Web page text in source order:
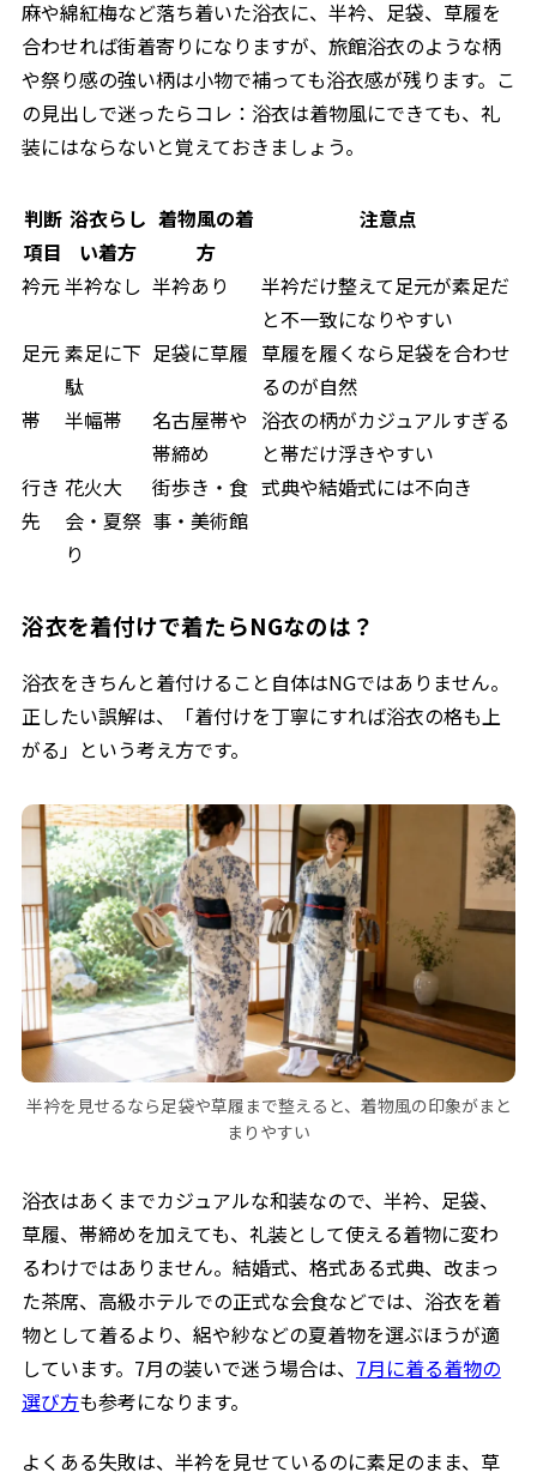
麻や綿紅梅など落ち着いた浴衣に、半衿、足袋、草履を
合わせれば街着寄りになりますが、旅館浴衣のような柄
や祭り感の強い柄は小物で補っても浴衣感が残ります。こ
の見出しで迷ったらコレ：浴衣は着物風にできても、礼
装にはならないと覚えておきましょう。
判断
項目
浴衣らし
い着方
着物風の着
方
注意点
衿元半衿なし 半衿あり
半衿だけ整えて足元が素足だ
と不一致になりやすい
足元素足に下
駄
足袋に草履 草履を履くなら足袋を合わせ
るのが自然
帯
半幅帯
名古屋帯や
帯締め
浴衣の柄がカジュアルすぎる
と帯だけ浮きやすい
行き
先
花火大
会・夏祭
り
街歩き・食
事・美術館
式典や結婚式には不向き
浴衣を着付けで着たらNGなのは？
浴衣をきちんと着付けること自体はNGではありません。
正したい誤解は、「着付けを丁寧にすれば浴衣の格も上
がる」という考え方です。
半衿を見せるなら足袋や草履まで整えると、着物風の印象がまと
まりやすい
浴衣はあくまでカジュアルな和装なので、半衿、足袋、
草履、帯締めを加えても、礼装として使える着物に変わ
るわけではありません。結婚式、格式ある式典、改まっ
た茶席、高級ホテルでの正式な会食などでは、浴衣を着
物として着るより、絽や紗などの夏着物を選ぶほうが適
しています。7月の装いで迷う場合は、 7月に着る着物の
選び方も参考になります。
よくある失敗は、半衿を見せているのに素足のまま、草